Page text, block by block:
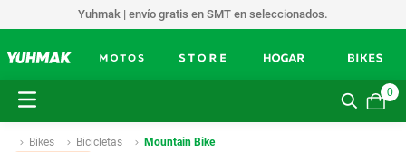
Yuhmak | envío gratis en SMT en seleccionados.
0
Bikes Bicicletas Mountain Bike